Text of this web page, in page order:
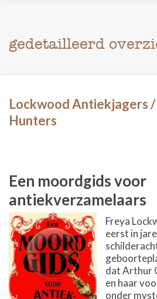
gedetailleerd
Lockwood Antiekjagers
Hunters
Een moordgids voor
antiekverzamelaars
Freya
eerst in
dat Arthur
en haar
onder